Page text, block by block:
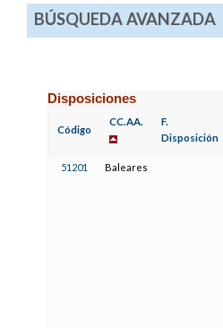
BÚSQUEDA AVANZADA
Disposiciones
Código
CC.AA.
F.
Disposición
51201 Baleares